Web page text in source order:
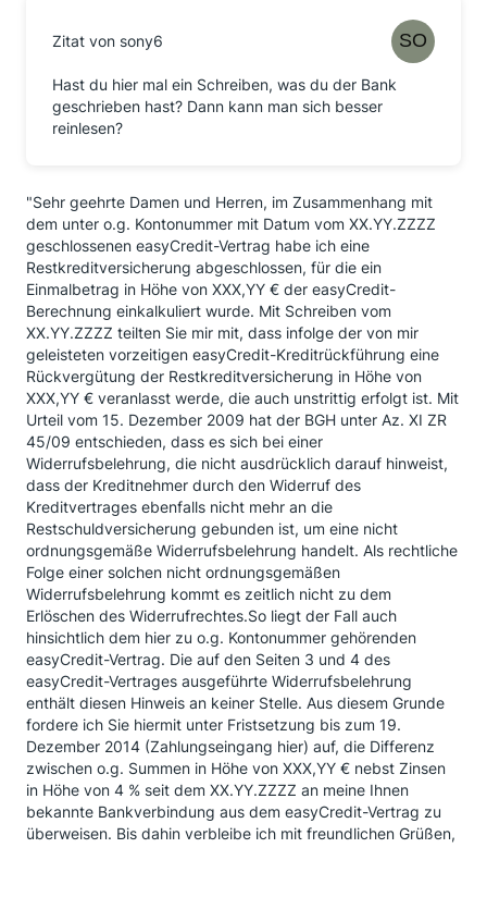
Zitat von sony6
Hast du hier mal ein Schreiben, was du der Bank
geschrieben hast? Dann kann man sich besser
reinlesen?
"Sehr geehrte Damen und Herren, im Zusammenhang mit
dem unter o.g. Kontonummer mit Datum vom XX.YY.ZZZZ
geschlossenen easyCredit-Vertrag habe ich eine
Restkreditversicherung abgeschlossen, für die ein
Einmalbetrag in Höhe von XXX,YY € der easyCredit-
Berechnung einkalkuliert wurde. Mit Schreiben vom
XX.YY.ZZZZ teilten Sie mir mit, dass infolge der von mir
geleisteten vorzeitigen easyCredit-Kreditrückführung eine
Rückvergütung der Restkreditversicherung in Höhe von
XXX,YY € veranlasst werde, die auch unstrittig erfolgt ist. Mit
Urteil vom 15. Dezember 2009 hat der BGH unter Az. XI ZR
45/09 entschieden, dass es sich bei einer
Widerrufsbelehrung, die nicht ausdrücklich darauf hinweist,
dass der Kreditnehmer durch den Widerruf des
Kreditvertrages ebenfalls nicht mehr an die
Restschuldversicherung gebunden ist, um eine nicht
ordnungsgemäße Widerrufsbelehrung handelt. Als rechtliche
Folge einer solchen nicht ordnungsgemäßen
Widerrufsbelehrung kommt es zeitlich nicht zu dem
Erlöschen des Widerrufrechtes.So liegt der Fall auch
hinsichtlich dem hier zu o.g. Kontonummer gehörenden
easyCredit-Vertrag. Die auf den Seiten 3 und 4 des
easyCredit-Vertrages ausgeführte Widerrufsbelehrung
enthält diesen Hinweis an keiner Stelle. Aus diesem Grunde
fordere ich Sie hiermit unter Fristsetzung bis zum 19.
Dezember 2014 (Zahlungseingang hier) auf, die Differenz
zwischen o.g. Summen in Höhe von XXX,YY € nebst Zinsen
in Höhe von 4 % seit dem XX.YY.ZZZZ an meine Ihnen
bekannte Bankverbindung aus dem easyCredit-Vertrag zu
überweisen. Bis dahin verbleibe ich mit freundlichen Grüßen,